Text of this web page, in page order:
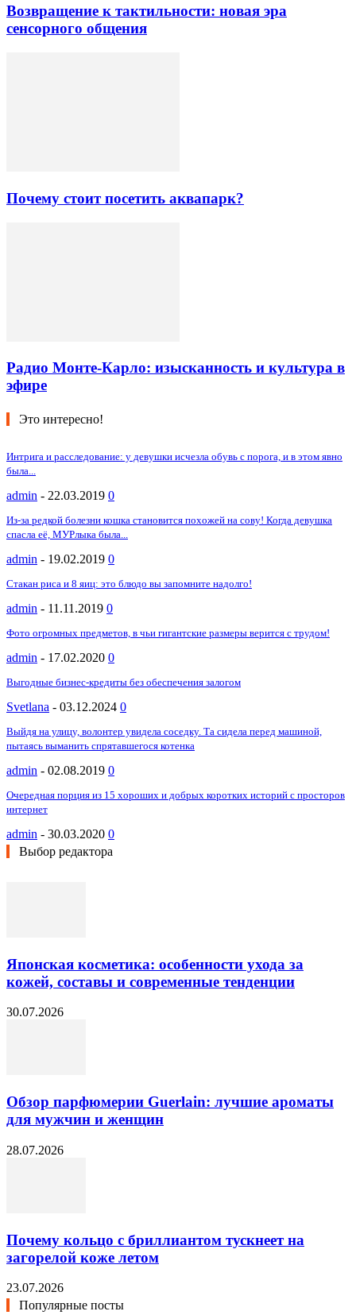
Возвращение к тактильности: новая эра
сенсорного общения
Почему стоит посетить аквапарк?
Радио Монте-Карло: изысканность и культура в
эфире
Это интересно!
Интрига и расследование: у девушки исчезла обувь с порога, и в этом явно
была...
admin - 22.03.2019 0
Из-за редкой болезни кошка становится похожей на сову! Когда девушка
спасла её, МУРлыка была...
admin - 19.02.2019 0
Стакан риса и 8 яиц: это блюдо вы запомните надолго!
admin - 11.11.2019 0
Фото огромных предметов, в чьи гигантские размеры верится с трудом!
admin - 17.02.2020 0
Выгодные бизнес-кредиты без обеспечения залогом
Svetlana - 03.12.2024 0
Выйдя на улицу, волонтер увидела соседку. Та сидела перед машиной,
пытаясь выманить спрятавшегося котенка
admin - 02.08.2019 0
Очередная порция из 15 хороших и добрых коротких историй с просторов
интернет
admin - 30.03.2020 0
Выбор редактора
Японская косметика: особенности ухода за
кожей, составы и современные тенденции
30.07.2026
Обзор парфюмерии Guerlain: лучшие ароматы
для мужчин и женщин
28.07.2026
Почему кольцо с бриллиантом тускнеет на
загорелой коже летом
23.07.2026
Популярные посты